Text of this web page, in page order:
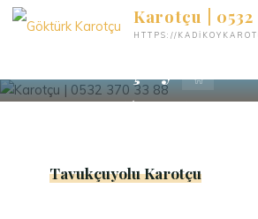
İçeriğe
Karotçu | 0532
HTTPS://
0532 370
Ana
Sayfa
Tavukçuyolu Karotçu